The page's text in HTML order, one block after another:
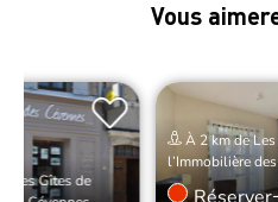
Vous
Les Gîtes de
À 2 km de Les
l’Immobilière